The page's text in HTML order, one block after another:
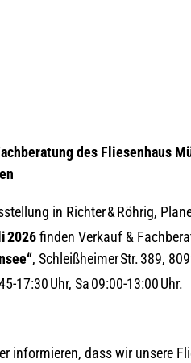
des Fliesenhaus
in Richter & Röhrig,
2026finden Verkauf &
, Schleißheimer Str. 389,
Uhr, Sa 09:00‑13:00 Uhr.
informieren, dass wir unsere